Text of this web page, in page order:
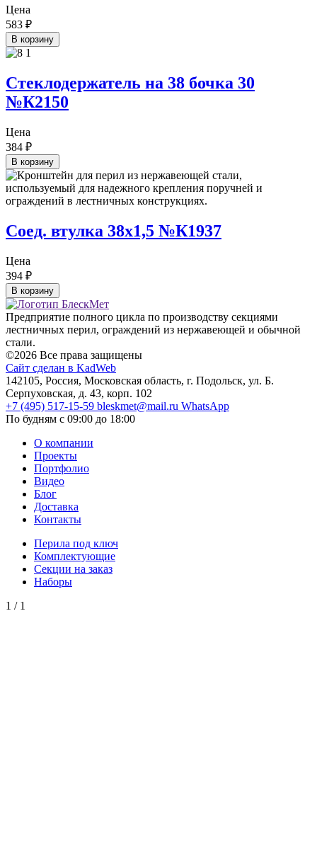
Цена
583 ₽
В корзину
Стеклодержатель на 38 бочка 30
№К2150
Цена
384 ₽
В корзину
Соед. втулка 38х1,5 №К1937
Цена
394 ₽
В корзину
Предприятие полного цикла по производству секциями
лестничных перил, ограждений из нержавеющей и обычной
стали.
©2026 Все права защищены
Сайт сделан в KadWeb
142105, Россия, Московская область, г. Подольск, ул. Б.
Серпуховская, д. 43, корп. 102
+7 (495) 517-15-59 bleskmet@mail.ru WhatsApp
По будням с 09:00 до 18:00
О компании
Проекты
Портфолио
Видео
Блог
Доставка
Контакты
Перила под ключ
Комплектующие
Секции на заказ
Наборы
1 / 1